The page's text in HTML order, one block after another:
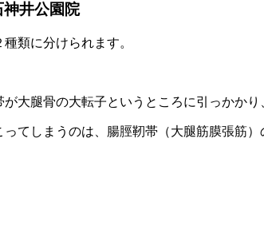
井公園院
種類に分けられます。
大腿骨の大転子というところに引っかかり
てしまうのは、腸脛靭帯（大腿筋膜張筋）